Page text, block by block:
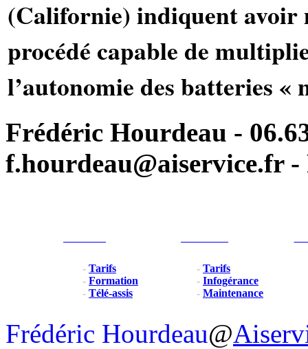
(Californie) indiquent avoir
procédé capable de
l’autonomie des batteries «
Frédéric Hourdeau -
f.hourdeau@aiservice.fr -
- Tarifs
- Formation
- Télé-assis
- Tarifs
- Infogérance
- Maintenance
Frédéric Hourdeau@